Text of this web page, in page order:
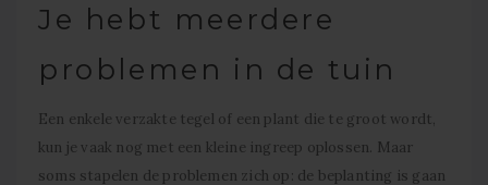
Je hebt meerdere
problemen in de tuin
Een enkele verzakte tegel of een plant die te groot wordt,
kun je vaak nog met een kleine ingreep oplossen. Maar
soms stapelen de problemen zich op: de beplanting is gaan